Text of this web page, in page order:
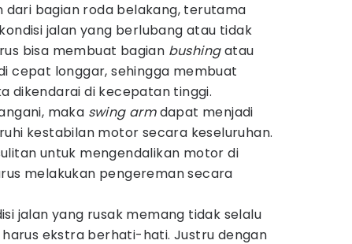
dari bagian roda belakang, terutama
jalan yang berlubang atau tidak
bisa membuat bagian bushingatau
cepat longgar, sehingga membuat
dikendarai di kecepatan tinggi.
maka swing armdapat menjadi
kestabilan motor secara keseluruhan.
untuk mengendalikan motor di
melakukan pengereman secara
jalan yang rusak memang tidak selalu
ekstra berhati-hati. Justru dengan